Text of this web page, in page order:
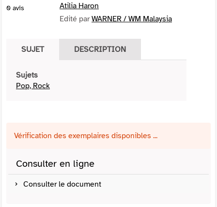
0 avis
Atilia Haron
Edité parWARNER / WM Malaysia
SUJET DESCRIPTION
Sujets
Pop, Rock
Vérification des exemplaires disponibles ...
Consulter en ligne
Consulter le document